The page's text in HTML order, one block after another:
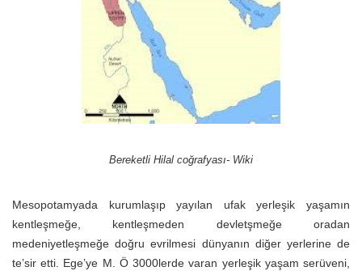
Bereketli Hilal coğrafyası- Wiki
Mesopotamyada kurumlaşıp yayılan ufak yerleşik yaşamın
kentleşmeğe, kentleşmeden devletşmeğe oradan
medeniyetleşmeğe doğru evrilmesi dünyanın diğer yerlerine de
te’sir etti. Ege’ye M. Ö 3000lerde varan yerleşik yaşam serüveni,